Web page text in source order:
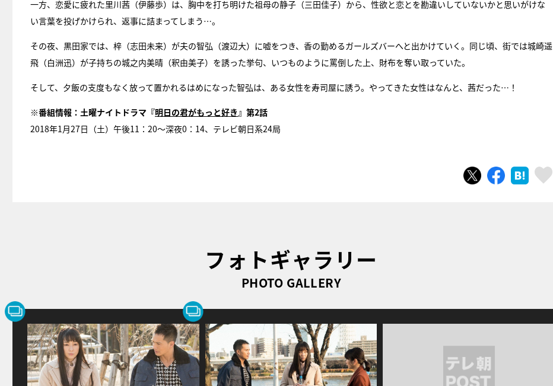
一方、恋愛に疲れた里川茜（伊藤歩）は、胸中を打ち明けた祖母の静子（三田佳子）から、性欲と恋とを勘違いしていないかと思いがけな
い言葉を投げかけられ、返事に詰まってしまう…。
その夜、黒田家では、梓（志田未来）が夫の智弘（渡辺大）に嘘をつき、香の勤めるガールズバーへと出かけていく。同じ頃、街では城崎遥
飛（白洲迅）が子持ちの城之内美晴（釈由美子）を誘った挙句、いつものように罵倒した上、財布を奪い取っていた。
そして、夕飯の支度もなく放って置かれるはめになった智弘は、ある女性を寿司屋に誘う。やってきた女性はなんと、茜だった…！
※番組情報：土曜ナイトドラマ『明日の君がもっと好き』第2話
2018年1月27日（土）午後11：20～深夜0：14、テレビ朝日系24局
ツイートシェア はてブ
フォトギャラリー
PHOTO GALLERY